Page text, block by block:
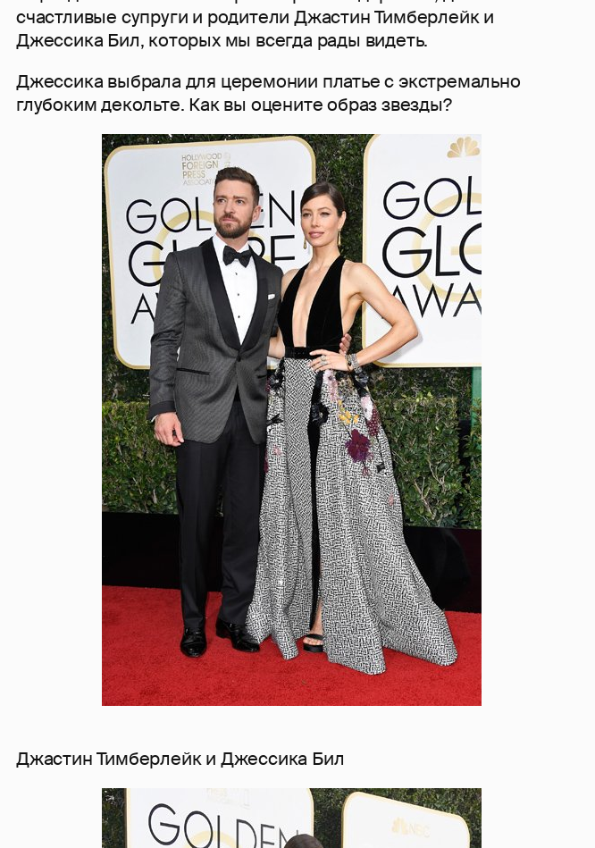
счастливые супруги и родители Джастин Тимберлейк и
Джессика Бил, которых мы всегда рады видеть.
Джессика выбрала для церемонии платье с экстремально
глубоким декольте. Как вы оцените образ звезды?
Джастин Тимберлейк и Джессика Бил